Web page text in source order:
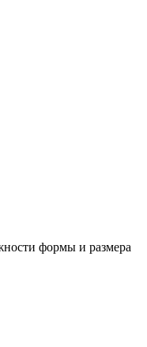
формы и размера